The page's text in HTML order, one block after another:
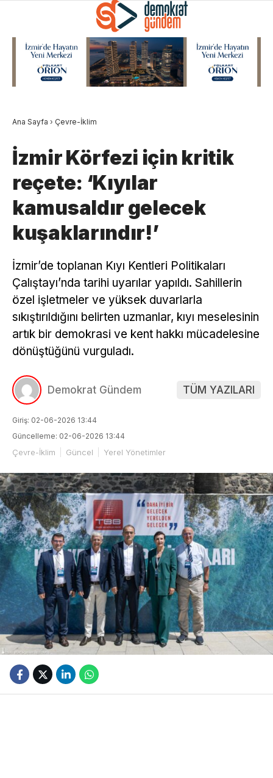
Ana Sayfa › Çevre-İklim
İzmir Körfezi için kritik
reçete: ‘Kıyılar
kamusaldır gelecek
kuşaklarındır!’
İzmir’de toplanan Kıyı Kentleri Politikaları
Çalıştayı’nda tarihi uyarılar yapıldı. Sahillerin
özel işletmeler ve yüksek duvarlarla
sıkıştırıldığını belirten uzmanlar, kıyı meselesinin
artık bir demokrasi ve kent hakkı mücadelesine
dönüştüğünü vurguladı.
Demokrat Gündem TÜM YAZILARI
Giriş: 02-06-2026 13:44
Güncelleme: 02-06-2026 13:44
Çevre-İklim Güncel Yerel Yönetimler